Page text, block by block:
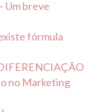
Um breve
fórmula
no Marketing